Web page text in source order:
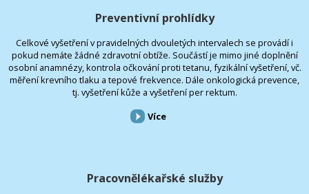
Preventivní prohlídky
Celkové vyšetření v pravidelných dvouletých intervalech se provádí i
pokud nemáte žádné zdravotní obtíže. Součástí je mimo jiné doplnění
osobní anamnézy, kontrola očkování proti tetanu, fyzikální vyšetření, vč.
měření krevního tlaku a tepové frekvence. Dále onkologická prevence,
tj. vyšetření kůže a vyšetření per rektum.
Více
Pracovnělékařské služby